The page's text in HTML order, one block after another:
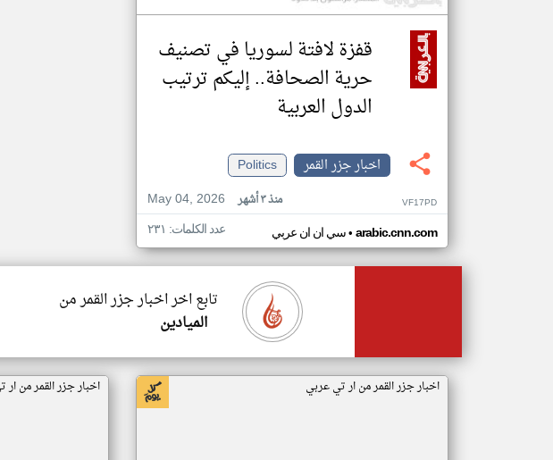
قفزة لافتة لسوريا في تصنيف
حرية الصحافة.. إليكم ترتيب
الدول العربية
اخبار جزر القمر
Politics
May 04, 2026
منذ ٣ أشهر VF17PD
سي ان ان عربي• arabic.cnn.com عدد الكلمات: ٢٣١
تابع اخر اخبار جزر القمر من
الميادين
اخبار جزر القمر من ار تي عربي اخبار جزر القمر من